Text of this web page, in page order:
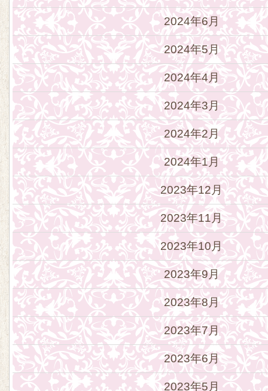
2024年6月
2024年5月
2024年4月
2024年3月
2024年2月
2024年1月
2023年12月
2023年11月
2023年10月
2023年9月
2023年8月
2023年7月
2023年6月
2023年5月